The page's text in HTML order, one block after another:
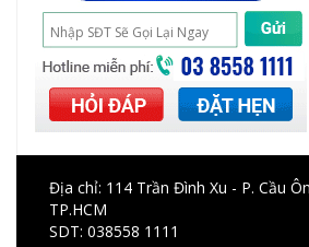
Địa chỉ: 114 Trần Đình Xu - P. Cầu
TP.HCM
SDT: 038558 1111